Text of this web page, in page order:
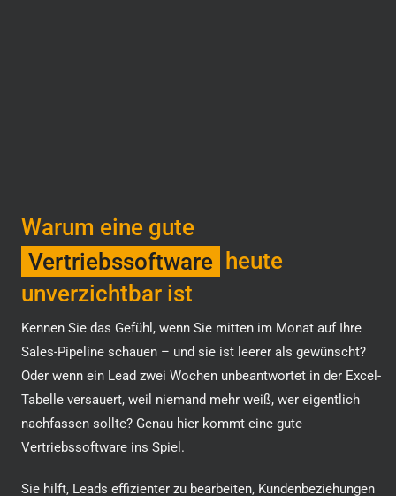
Warum eine gute
Vertriebssoftware
heute
unverzichtbar ist
Kennen Sie das Gefühl, wenn Sie mitten im Monat auf Ihre
Sales-Pipeline schauen – und sie ist leerer als gewünscht?
Oder wenn ein Lead zwei Wochen unbeantwortet in der Excel-
Tabelle versauert, weil niemand mehr weiß, wer eigentlich
nachfassen sollte? Genau hier kommt eine gute
Vertriebssoftware ins Spiel.
Sie hilft, Leads effizienter zu bearbeiten, Kundenbeziehungen